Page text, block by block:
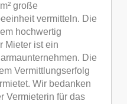
große
vermitteln. Die
hochwertig
Mieter ist ein
Die
Vermittlungserfolg
Wir bedanken
Vermieterin für das